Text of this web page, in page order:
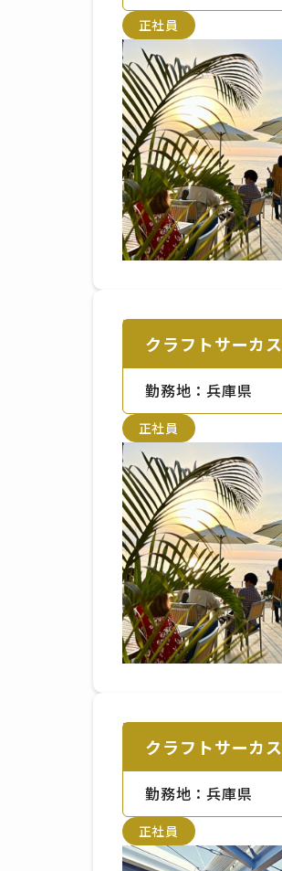
正社員
クラフトサーカ
勤務地：兵庫県
正社員
クラフトサーカ
勤務地：兵庫県
正社員